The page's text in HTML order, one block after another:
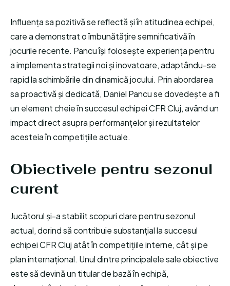
Influența sa pozitivă se reflectă și în atitudinea echipei,
care a demonstrat o îmbunătățire semnificativă în
jocurile recente. Pancu își folosește experiența pentru
a implementa strategii noi și inovatoare, adaptându-se
rapid la schimbările din dinamică jocului. Prin abordarea
sa proactivă și dedicată, Daniel Pancu se dovedește a fi
un element cheie în succesul echipei CFR Cluj, având un
impact direct asupra performanțelor și rezultatelor
acesteia în competițiile actuale.
Obiectivele pentru sezonul
curent
Jucătorul și-a stabilit scopuri clare pentru sezonul
actual, dorind să contribuie substanțial la succesul
echipei CFR Cluj atât în competițiile interne, cât și pe
plan internațional. Unul dintre principalele sale obiective
este să devină un titular de bază în echipă,